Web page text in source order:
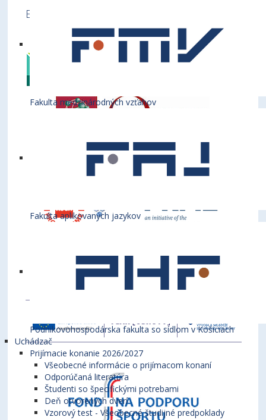
Fakulta medzinárodných vzťahov
Fakulta aplikovaných jazykov
Podnikovohospodárska fakulta so sídlom v Košiciach
Uchádzač
Prijímacie konanie 2026/2027
Všeobecné informácie o prijímacom konaní
Odporúčaná literatúra
Študenti so špecifickými potrebami
Deň otvorených dverí
Vzorový test - Všeobecné študijné predpoklady
Ekonomická univerzita v Bratislave je členom
týchto medzinárodných inštitúcií